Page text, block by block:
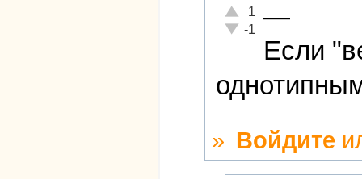
Отлично!
1
Неадекватно!
-1
—
Если
» Войдите